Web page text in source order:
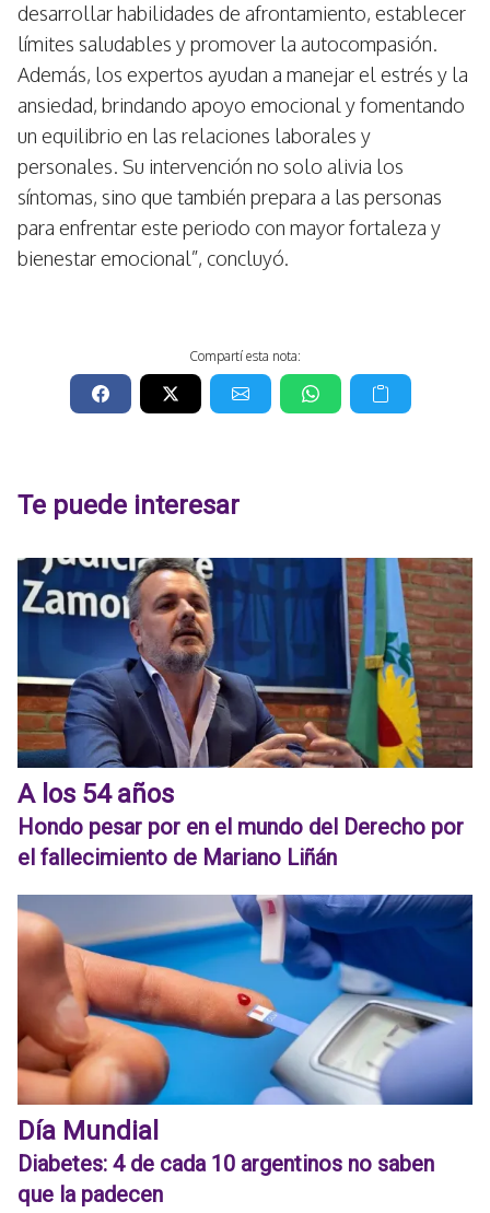
desarrollar habilidades de afrontamiento, establecer
límites saludables y promover la autocompasión.
Además, los expertos ayudan a manejar el estrés y la
ansiedad, brindando apoyo emocional y fomentando
un equilibrio en las relaciones laborales y
personales. Su intervención no solo alivia los
síntomas, sino que también prepara a las personas
para enfrentar este periodo con mayor fortaleza y
bienestar emocional”, concluyó.
Compartí esta nota:
Te puede interesar
A los 54 años
Hondo pesar por en el mundo del Derecho por
el fallecimiento de Mariano Liñán
Día Mundial
Diabetes: 4 de cada 10 argentinos no saben
que la padecen